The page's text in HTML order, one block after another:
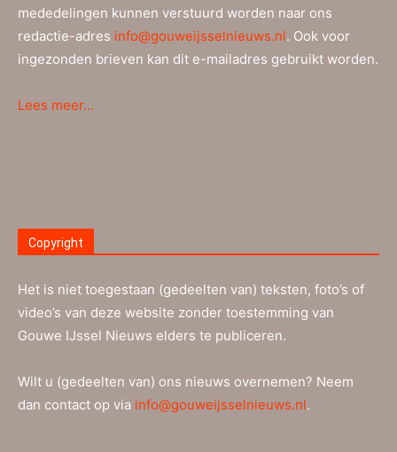
mededelingen kunnen verstuurd worden naar ons
redactie-adres info@gouweijsselnieuws.nl. Ook voor
ingezonden brieven kan dit e-mailadres gebruikt worden.
Lees meer…
Copyright
Het is niet toegestaan (gedeelten van) teksten, foto’s of
video’s van deze website zonder toestemming van
Gouwe IJssel Nieuws elders te publiceren.
Wilt u (gedeelten van) ons nieuws overnemen? Neem
dan contact op via info@gouweijsselnieuws.nl.